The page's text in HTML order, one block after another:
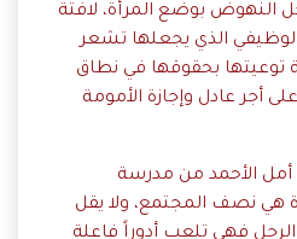
بوضع المرأة، لافتة
الوظيفي الذي يجعلها تشعر
توعيتها بحقوقها في نطاق
أجر عادل وإجازة الأمومة
أمل الأحمد من مدرسة
هي نصف المجتمع، ولا يقل
فهي تلعب أدوراً فاعلة